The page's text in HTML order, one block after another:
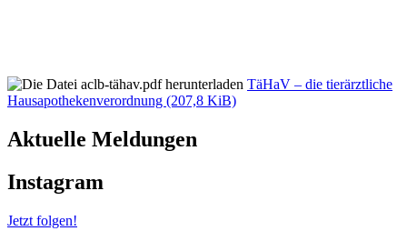
TäHaV – die tierärztliche
Hausapothekenverordnung (207,8 KiB)
Aktuelle Meldungen
Instagram
Jetzt folgen!